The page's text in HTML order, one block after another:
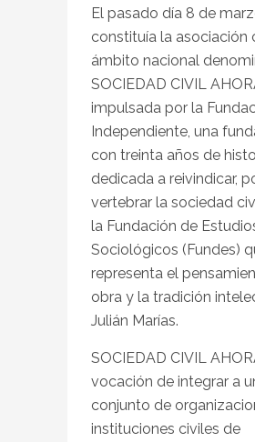
El pasado día 8 de
constituía la asociación
ámbito nacional
SOCIEDAD CIVIL
impulsada por la
Independiente, una
con treinta años de
dedicada a reivindicar,
vertebrar la sociedad
la Fundación de
Sociológicos (Fundes)
representa el
obra y la tradición
Julián Marías.
SOCIEDAD CIVIL
vocación de integrar a
conjunto de
instituciones civiles de